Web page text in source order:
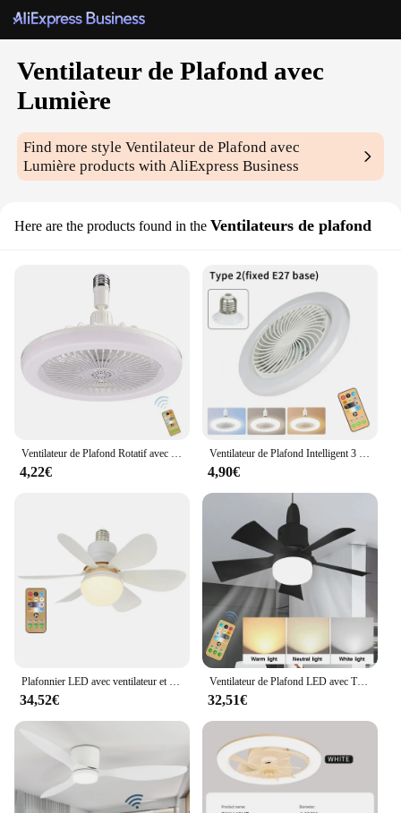
Ventilateur de Plafond avec
Lumière
Find more styleVentilateur de Plafond avec
Lumière products with AliExpress Business
Here are the products found in the Ventilateurs de plafond
Ventilateur de Plafond Rotatif avec Télécommande, Lampe d'Éclairage, Base d'Éclairage de Convertisseur, Chambre à Coucher, Salon, Aromathérapie, 3 en 1
4,22€
Ventilateur de Plafond Intelligent 3 en 1 avec Télécommande, Base de Conversion d'Éclairage, 85-265V, Adapté à la Chambre à Coucher et au Salon
4,90€
Plafonnier LED avec ventilateur et télécommande, 30W, 85-265V, intensité variable, adapté au salon, bureau, usage domestique, convaincu
34,52€
Ventilateur de Plafond LED avec Télécommande, Sans Fil, Moderne, Intelligent, Intensité Réglable, 30W, pour Chambre à Coucher et Salon
32,51€